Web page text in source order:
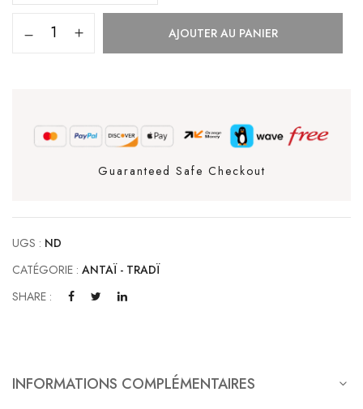
AJOUTER AU PANIER
Guaranteed Safe Checkout
UGS : ND
CATÉGORIE : ANTAÏ - TRADÏ
SHARE :
INFORMATIONS COMPLÉMENTAIRES